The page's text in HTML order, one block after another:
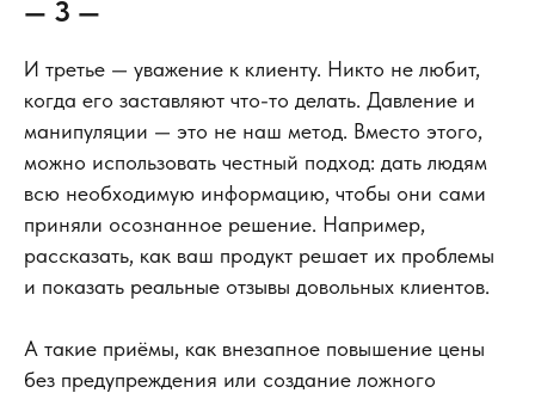
— 3 —
И третье — уважение к клиенту. Никто не любит,
когда его заставляют что-то делать. Давление и
манипуляции — это не наш метод. Вместо этого,
можно использовать честный подход: дать людям
всю необходимую информацию, чтобы они сами
приняли осознанное решение. Например,
рассказать, как ваш продукт решает их проблемы
и показать реальные отзывы довольных клиентов.
А такие приёмы, как внезапное повышение цены
без предупреждения или создание ложного